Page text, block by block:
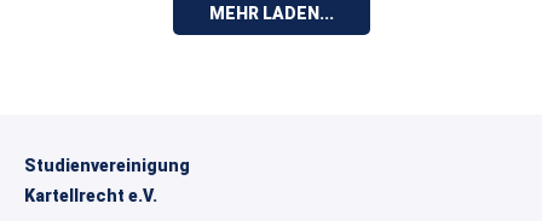
MEHR LADEN...
Studienvereinigung
Kartellrecht e.V.